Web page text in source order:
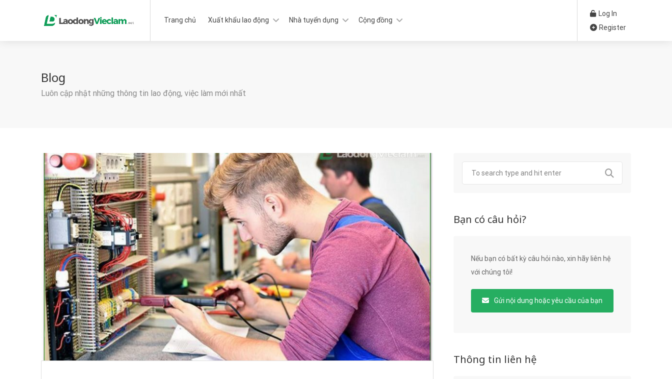
Trang chủ Xuất khẩu lao động Nhà tuyển dụng Cộng đồng
Log In
Register
Blog
Luôn cập nhật những thông tin lao động, việc làm mới nhất
Bạn có câu hỏi?
Nếu bạn có bất kỳ câu hỏi nào, xin hãy liên hệ
với chúng tôi!
Gửi nội dung hoặc yêu cầu của bạn
Thông tin liên hệ